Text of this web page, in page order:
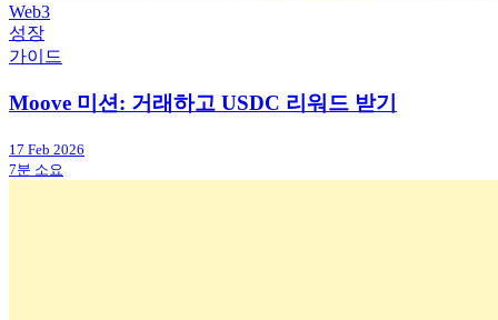
Web3
성장
가이드
Moove 미션: 거래하고 USDC 리워드 받기
17 Feb 2026
7분 소요